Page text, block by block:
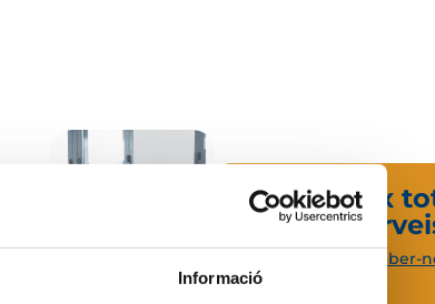
Informació
Descobreix
nostres
Fes clic aquí per saber-